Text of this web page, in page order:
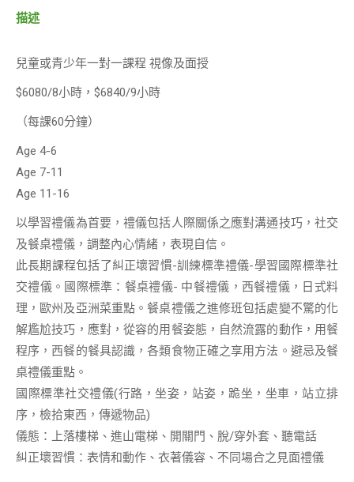
準
交
及
禮
儀
課
程
quantity
描述
兒童或青少年一對一課程 視像及面授
$6080/8小時，$6840/9小時
（每課60分鐘）
Age 4-6
Age 7-11
Age 11-16
以學習禮儀為首要，禮儀包括人際關係之應對溝通技巧，社交
及餐桌禮儀，調整內心情緒，表現自信。
此長期課程包括了糾正壞習慣-訓練標準禮儀-學習國際標準社
交禮儀。國際標準：餐桌禮儀- 中餐禮儀，西餐禮儀，日式料
理，歐州及亞洲菜重點。餐桌禮儀之進修班包括處變不驚的化
解尷尬技巧，應對，從容的用餐姿態，自然流露的動作，用餐
程序，西餐的餐具認識，各類食物正確之享用方法。避忌及餐
桌禮儀重點。
國際標準社交禮儀(行路，坐姿，站姿，跪坐，坐車，站立排
序，檢拾東西，傳遞物品)
儀態：上落樓梯、進山電梯、開關門、脫/穿外套、聽電話
糾正壞習慣：表情和動作、衣著儀容、不同場合之見面禮儀